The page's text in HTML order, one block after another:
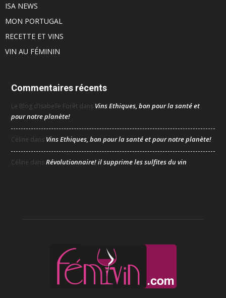
ISA NEWS
MON PORTUGAL
RECETTE ET VINS
VIN AU FÉMININ
Commentaires récents
Le Blog d’Isabelle Forêt dans Vins Ethiques, bon pour la santé et
pour notre planète!
Céline dans Vins Ethiques, bon pour la santé et pour notre planète!
Céline dansRévolutionnaire! il supprime les sulfites du vin